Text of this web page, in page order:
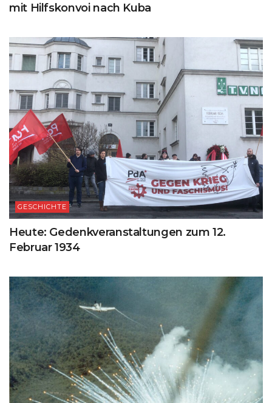
mit Hilfskonvoi nach Kuba
GESCHICHTE
Heute: Gedenkveranstaltungen zum 12.
Februar 1934